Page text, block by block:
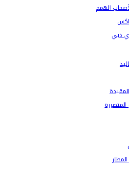
الهمم
دبي
المتضررة